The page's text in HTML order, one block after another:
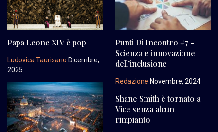
Papa Leone XIV è pop
Ludovica Taurisano Dicembre,
2025
Punti Di Incontro #7 –
Scienza e innovazione
dell’inclusione
Redazione Novembre, 2024
Shane Smith è tornato a
Vice senza alcun
rimpianto